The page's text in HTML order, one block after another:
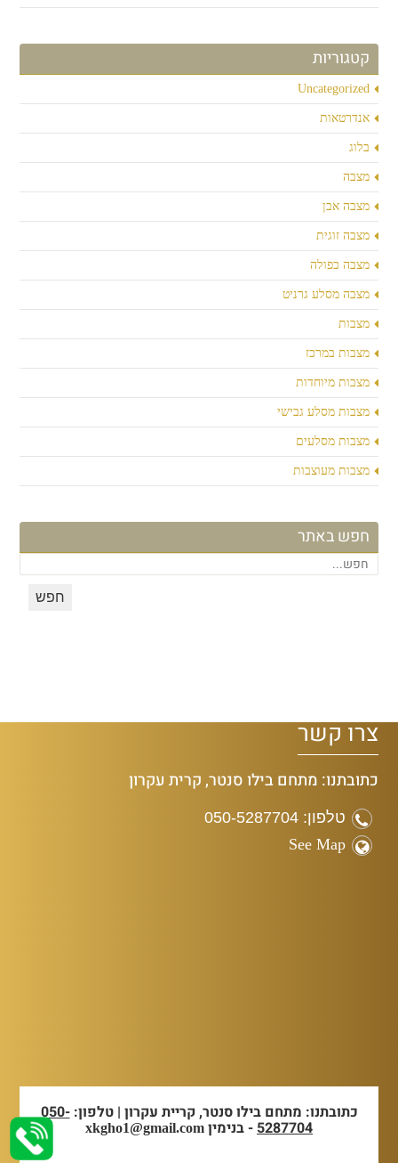
קטגוריות
Uncategorized
אנדרטאות
בלוג
מצבה
מצבה אבן
מצבה זוגית
מצבה כפולה
מצבה מסלע גרניט
מצבות
מצבות במרכז
מצבות מיוחדות
מצבות מסלע גבישי
מצבות מסלעים
מצבות מעוצבות
חפש באתר
צרו קשר
כתובתנו: מתחם בילו סנטר, קרית עקרון
טלפון: 050-5287704
See Map
כתובתנו: מתחם בילו סנטר, קריית עקרון | טלפון:050-
5287704- בנימין xkgho1@gmail.com